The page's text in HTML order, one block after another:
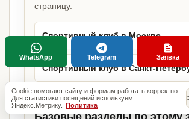
страницу.
Спортивный клуб в Москве
Спортивный клуб в Санкт-
Cookie помогают сайту и формам работать корректно.
Для статистики посещений используем
Яндекс.Метрику. Политика
WhatsApp Telegram Заявка